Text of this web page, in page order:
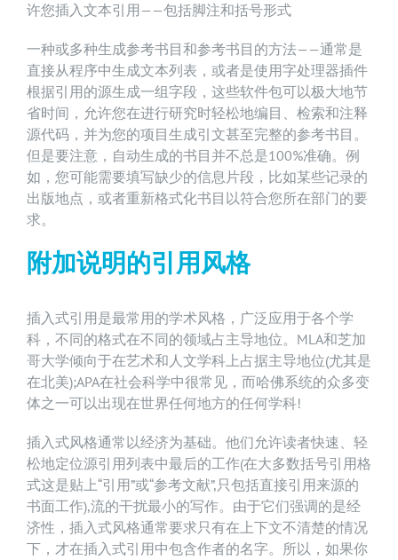
许您插入文本引用——包括脚注和括号形式
一种或多种生成参考书目和参考书目的方法——通常是
直接从程序中生成文本列表，或者是使用字处理器插件
根据引用的源生成一组字段，这些软件包可以极大地节
省时间，允许您在进行研究时轻松地编目、检索和注释
源代码，并为您的项目生成引文甚至完整的参考书目。
但是要注意，自动生成的书目并不总是100%准确。例
如，您可能需要填写缺少的信息片段，比如某些记录的
出版地点，或者重新格式化书目以符合您所在部门的要
求。
附加说明的引用风格
插入式引用是最常用的学术风格，广泛应用于各个学
科，不同的格式在不同的领域占主导地位。MLA和芝加
哥大学倾向于在艺术和人文学科上占据主导地位(尤其是
在北美);APA在社会科学中很常见，而哈佛系统的众多变
体之一可以出现在世界任何地方的任何学科!
插入式风格通常以经济为基础。他们允许读者快速、轻
松地定位源引用列表中最后的工作(在大多数括号引用格
式这是贴上“引用”或“参考文献”,只包括直接引用来源的
书面工作),流的干扰最小的写作。由于它们强调的是经
济性，插入式风格通常要求只有在上下文不清楚的情况
下，才在插入式引用中包含作者的名字。所以，如果你